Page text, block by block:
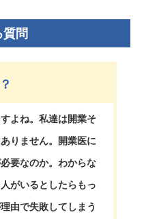
質問
よね。私達は開業そ
りません。開業医に
要なのか。わからな
がいるとしたらもっ
由で失敗してしまう